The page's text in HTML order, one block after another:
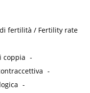
fertilità / Fertility rate
coppia -
-
-